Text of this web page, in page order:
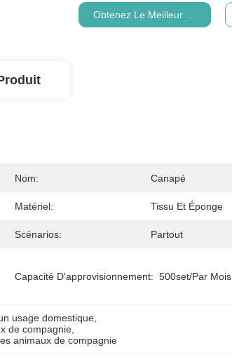
Obtenez Le Meilleur Prix
Nom: Canapé
Matériel: Tissu Et Éponge
Scénarios: Partout
Capacité D'approvisionnement: 500set/par Mois
usage domestique,
de compagnie,
animaux de compagnie